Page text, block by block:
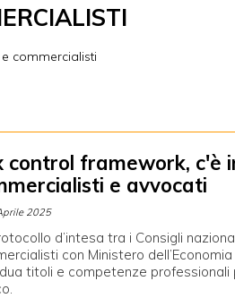
commercialisti
control framework, c'è
e avvocati
2025
d’intesa tra i Consigli
con Ministero
titoli e competenze professionali